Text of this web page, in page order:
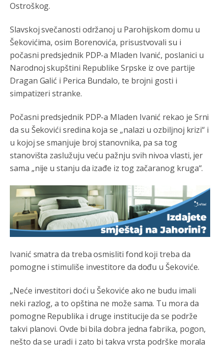
Ostroškog.
Slavskoj svečanosti održanoj u Parohijskom domu u
Šekovićima, osim Borenovića, prisustvovali su i
počasni predsjednik PDP-a Mladen Ivanić, poslanici u
Narodnoj skupštini Republike Srpske iz ove partije
Dragan Galić i Perica Bundalo, te brojni gosti i
simpatizeri stranke.
Počasni predsjednik PDP-a Mladen Ivanić rekao je Srni
da su Šekovići sredina koja se „nalazi u ozbiljnoj krizi“ i
u kojoj se smanjuje broj stanovnika, pa sa tog
stanovišta zaslužuju veću pažnju svih nivoa vlasti, jer
sama „nije u stanju da izađe iz tog začaranog kruga“.
Ivanić smatra da treba osmisliti fond koji treba da
pomogne i stimuliše investitore da dođu u Šekoviće.
„Neće investitori doći u Šekoviće ako ne budu imali
neki razlog, a to opština ne može sama. Tu mora da
pomogne Republika i druge institucije da se podrže
takvi planovi. Ovde bi bila dobra jedna fabrika, pogon,
nešto da se uradi i zato bi takva vrsta podrške morala
Bosni i Hercegovini
Анонимно2806339 јуче 4:23
RS je država ako nisi znao
Анонимно2806339 јуче
4:24
RS je država ako nisi znao
Анонимно2806419
биће увек држава за турчина који овде уноси немир
Анонимно2806552 јуче
5:39
nije mujo turcin, mujo ue bendasr
Анонимно2806721
Možete sebi umisliti da je i Kosovo dio Srbije al
nije...probajte ući bezpasosa.Tako irs.Umislili ste da
ste nebeski narod
Анонимно2806773 јуче
6:56
АМЕРИКАНЦИ ДО КРАЈА ГОДИНЕ ОДЛАЗЕ СА
КОСОВА
Затвара се и база Бондстил, у којој је лета 1999.
године било чак 7.000 војника.
Косово више није у моди, Амери се селе у Иран.